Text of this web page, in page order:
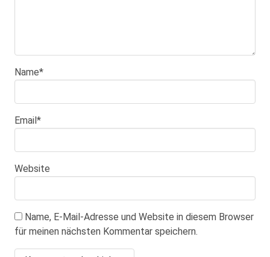
Name*
Email*
Website
Name, E-Mail-Adresse und Website in diesem Browser
für meinen nächsten Kommentar speichern.